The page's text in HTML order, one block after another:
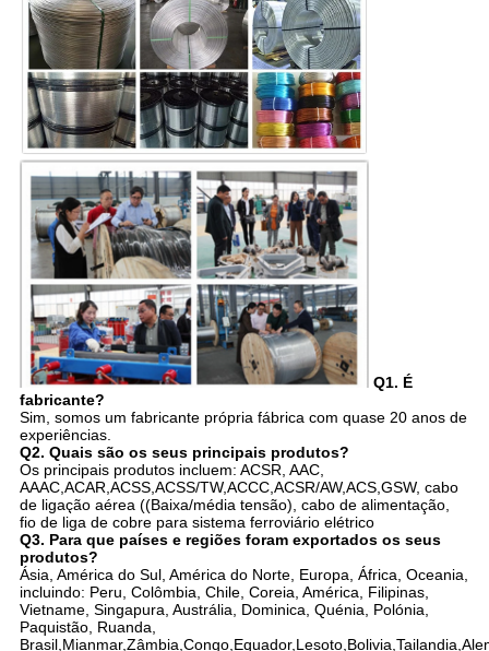
Q1. É
fabricante?
Sim, somos um fabricante própria fábrica com quase 20 anos de
experiências.
Q2. Quais são os seus principais produtos?
Os principais produtos incluem: ACSR, AAC,
AAAC,ACAR,ACSS,ACSS/TW,ACCC,ACSR/AW,ACS,GSW, cabo
de ligação aérea ((Baixa/média tensão), cabo de alimentação,
fio de liga de cobre para sistema ferroviário elétrico
Q3. Para que países e regiões foram exportados os seus
produtos?
Ásia, América do Sul, América do Norte, Europa, África, Oceania,
incluindo: Peru, Colômbia, Chile, Coreia, América, Filipinas,
Vietname, Singapura, Austrália, Dominica, Quénia, Polónia,
Paquistão, Ruanda,